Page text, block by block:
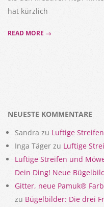
hat kürzlich
READ MORE →
NEUESTE KOMMENTARE
Sandra zu Luftige
Inga Täger zu Luftige
Luftige Streifen und
Dein Ding! Neue
Gitter, neue Pamuk®
zu Bügelbilder: Die drei